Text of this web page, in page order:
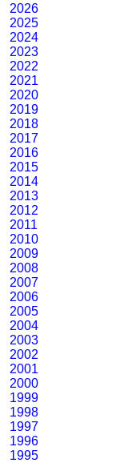
2026
2025
2024
2023
2022
2021
2020
2019
2018
2017
2016
2015
2014
2013
2012
2011
2010
2009
2008
2007
2006
2005
2004
2003
2002
2001
2000
1999
1998
1997
1996
1995